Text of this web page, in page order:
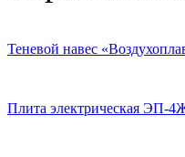
Теневой навес
Плита электрическая ЭП-